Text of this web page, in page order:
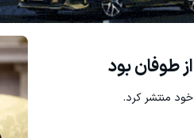
طوفان بود
منتشر کرد.